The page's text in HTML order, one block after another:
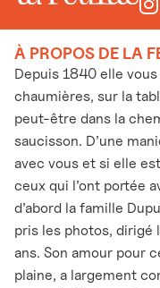
À PROPOS DE LA
Depuis 1840 elle
chaumières, sur la
peut-être dans la
saucisson. D’une
avec vous et si elle
ceux qui l’ont portée
d’abord la famille
pris les photos, dirigé
ans. Son amour pour
plaine, a largement